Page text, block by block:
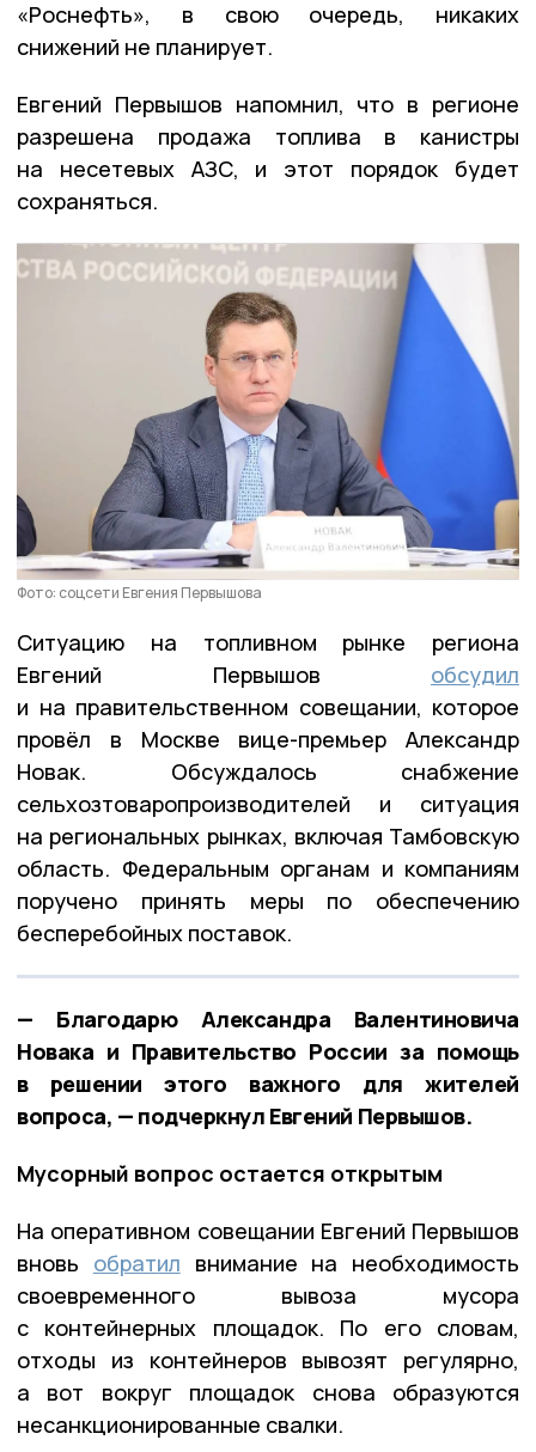
«Роснефть», в свою очередь, никаких
снижений не планирует.
Евгений Первышов напомнил, что в регионе
разрешена продажа топлива в канистры
на несетевых АЗС, и этот порядок будет
сохраняться.
Фото: соцсети Евгения Первышова
Ситуацию на топливном рынке региона
Евгений Первышов обсудил
и на правительственном совещании, которое
провёл в Москве вице-премьер Александр
Новак. Обсуждалось снабжение
сельхозтоваропроизводителей и ситуация
на региональных рынках, включая Тамбовскую
область. Федеральным органам и компаниям
поручено принять меры по обеспечению
бесперебойных поставок.
— Благодарю Александра Валентиновича
Новака и Правительство России за помощь
в решении этого важного для жителей
вопроса, — подчеркнул Евгений Первышов.
Мусорный вопрос остается открытым
На оперативном совещании Евгений Первышов
вновь обратил внимание на необходимость
своевременного вывоза мусора
с контейнерных площадок. По его словам,
отходы из контейнеров вывозят регулярно,
а вот вокруг площадок снова образуются
несанкционированные свалки.